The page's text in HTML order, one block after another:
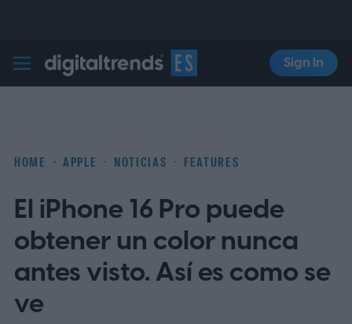
Digital Trends Español
Sign In
HOME APPLE NOTICIAS FEATURES
El iPhone 16 Pro puede
obtener un color nunca
antes visto. Así es como se
ve